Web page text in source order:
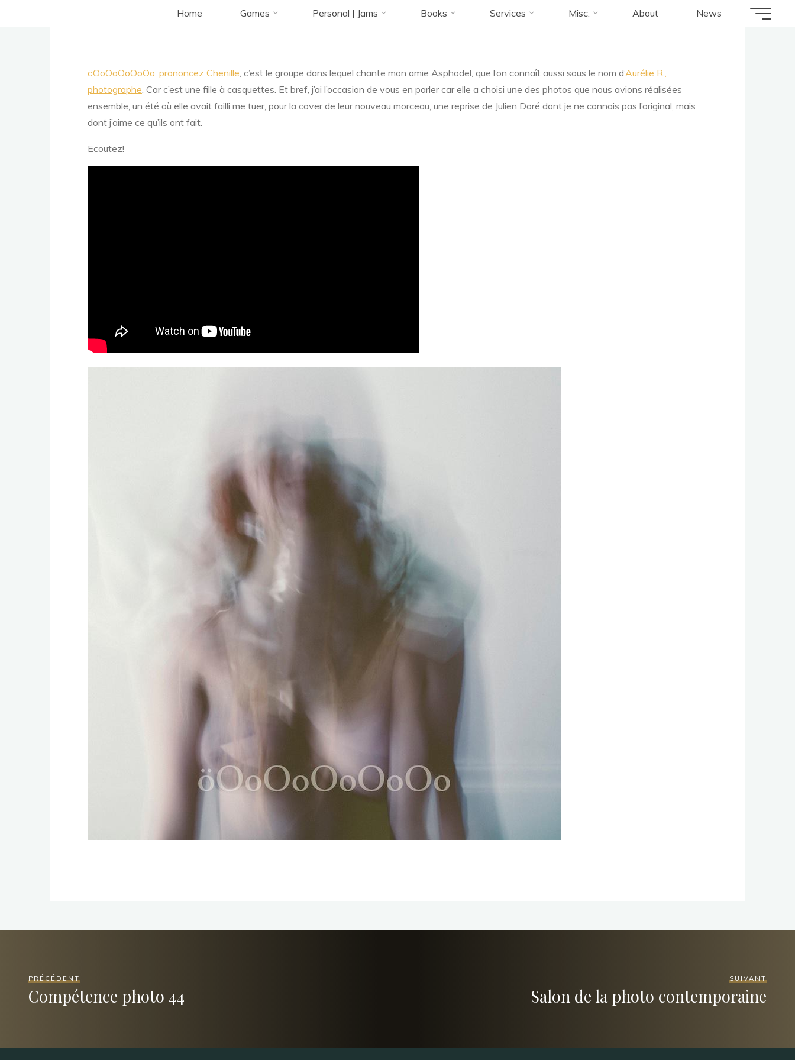
Home Games Personal | Jams Books Services Misc. About News
Florence Rivières
AccueilBlog News öOoOoOoOoOo
öOoOoOoOoOo, prononcez Chenille, c’est le groupe dans lequel chante mon amie Asphodel, que l’on connaît aussi sous le nom d’Aurélie R.,
photographe. Car c’est une fille à casquettes. Et bref, j’ai l’occasion de vous en parler car elle a choisi une des photos que nous avions réalisées
ensemble, un été où elle avait failli me tuer, pour la cover de leur nouveau morceau, une reprise de Julien Doré dont je ne connais pas l’original, mais
dont j’aime ce qu’ils ont fait.
Ecoutez!
PRÉCÉDENT
Compétence photo 44
SUIVANT
Salon de la photo contemporaine